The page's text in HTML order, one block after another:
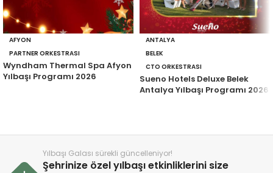
AFYON
PARTNER ORKESTRASI
Wyndham Thermal Spa Afyon
Yılbaşı Programı 2026
ANTALYA
BELEK
CTO ORKESTRASI
Sueno Hotels Deluxe Belek
Antalya Yılbaşı Programı 2026
Yılbaşı Galası sürekli güncelleniyor!
Şehrinize özel yılbaşı etkinliklerini size